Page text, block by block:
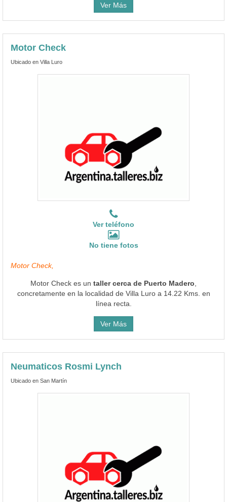
Ver Más
Motor Check
Ubicado en Villa Luro
Ver teléfono
No tiene fotos
Motor Check,
Motor Check es un taller cerca de Puerto Madero
concretamente en la localidad de Villa Luro a 14.22 Kms. en
línea recta.
Ver Más
Neumaticos Rosmi Lynch
Ubicado en San Martín